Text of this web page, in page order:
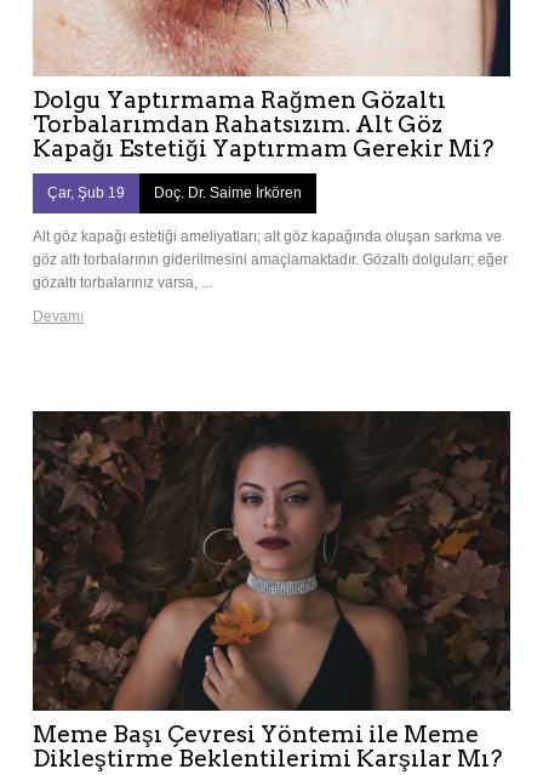
Dolgu Yaptırmama Rağmen Gözaltı
Torbalarımdan Rahatsızım. Alt Göz
Kapağı Estetiği Yaptırmam Gerekir Mi?
Çar, Şub 19 Doç. Dr. Saime İrkören
Alt göz kapağı estetiği ameliyatları; alt göz kapağında oluşan sarkma ve
göz altı torbalarının giderilmesini amaçlamaktadır. Gözaltı dolguları; eğer
gözaltı torbalarınız varsa, ...
Devamı
Meme Başı Çevresi Yöntemi ile Meme
Dikleştirme Beklentilerimi Karşılar Mı?